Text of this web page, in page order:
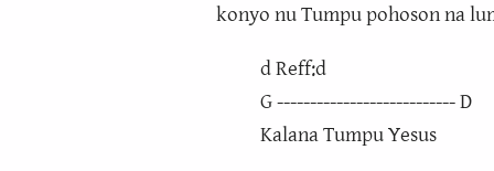
konyo nu Tumpu pohoson na
d Reff:d
G --------------------------- D
Kalana Tumpu Yesus